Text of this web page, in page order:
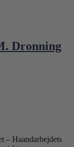
Dronning
– Haandarbejdets